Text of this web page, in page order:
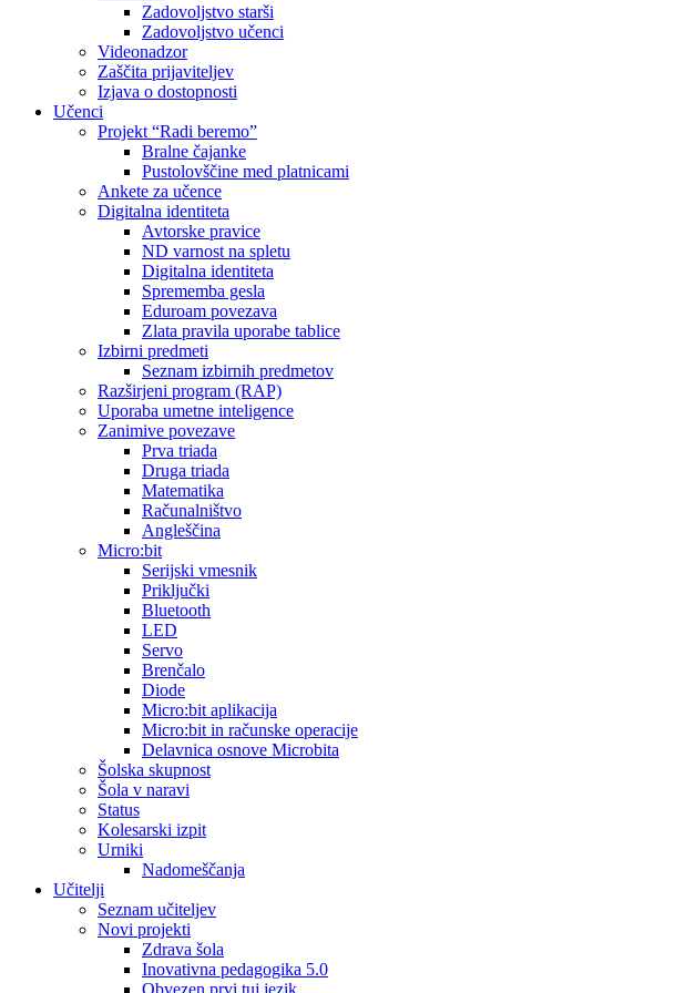
Zadovoljstvo starši
Zadovoljstvo učenci
Videonadzor
Zaščita prijaviteljev
Izjava o dostopnosti
Učenci
Projekt “Radi beremo”
Bralne čajanke
Pustolovščine med platnicami
Ankete za učence
Digitalna identiteta
Avtorske pravice
ND varnost na spletu
Digitalna identiteta
Sprememba gesla
Eduroam povezava
Zlata pravila uporabe tablice
Izbirni predmeti
Seznam izbirnih predmetov
Razširjeni program (RAP)
Uporaba umetne inteligence
Zanimive povezave
Prva triada
Druga triada
Matematika
Računalništvo
Angleščina
Micro:bit
Serijski vmesnik
Priključki
Bluetooth
LED
Servo
Brenčalo
Diode
Micro:bit aplikacija
Micro:bit in računske operacije
Delavnica osnove Microbita
Šolska skupnost
Šola v naravi
Status
Kolesarski izpit
Urniki
Nadomeščanja
Učitelji
Seznam učiteljev
Novi projekti
Zdrava šola
Inovativna pedagogika 5.0
Obvezen prvi tuj jezik